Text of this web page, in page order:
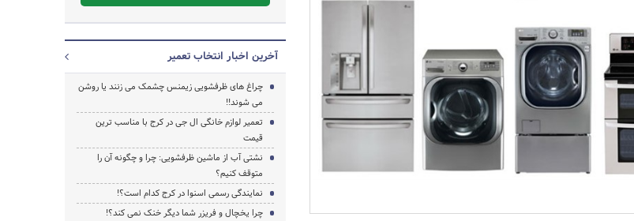
آخرین اخبار انتخاب تعمیر
چراغ های ظرفشویی زیمنس چشمک می زنند یا روشن
می شوند!!
تعمیر لوازم خانگی ال جی در کرج با مناسب ترین
قیمت
نشتی آب از ماشین ظرفشویی: چرا و چگونه آن را
متوقف کنیم؟
نمایندگی رسمی اسنوا در کرج کدام است؟!
چرا یخچال و فریزر شما دیگر خنک نمی کند؟!